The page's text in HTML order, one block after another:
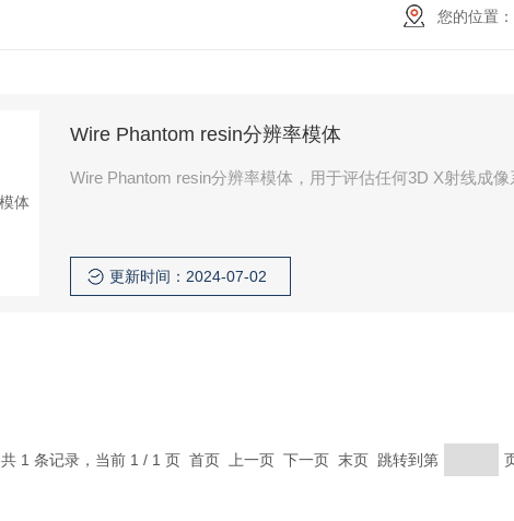
您的位置：
Wire Phantom resin分辨率模体
Wire Phantom resin分辨率模体，用于评估任何3D X射线成
更新时间：2024-07-02
共 1 条记录，当前 1 / 1 页 首页 上一页 下一页 末页 跳转到第